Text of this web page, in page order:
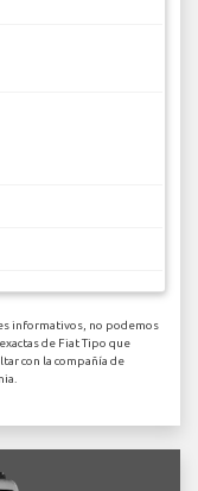
informativos, no podemos
de Fiat Tipo que
con la compañía de